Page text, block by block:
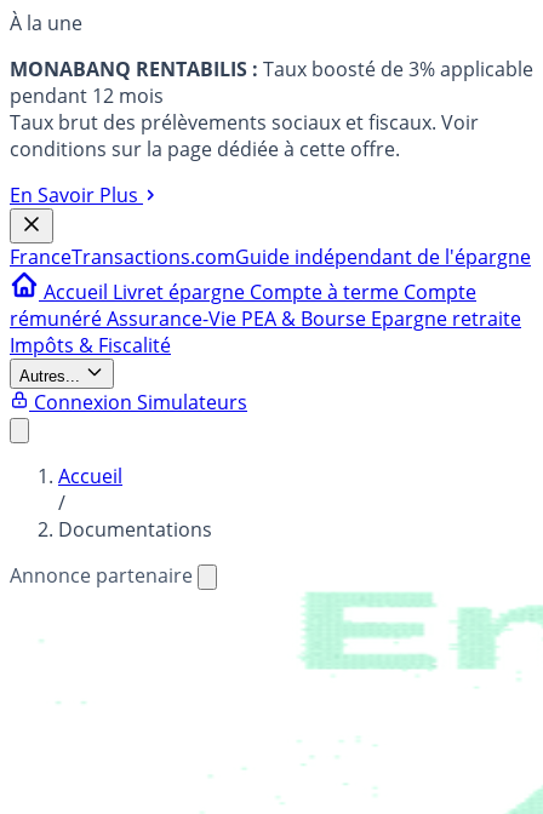
À la une
MONABANQ RENTABILIS : Taux boosté de 3% applicable
pendant 12 mois
Taux brut des prélèvements sociaux et fiscaux. Voir
conditions sur la page dédiée à cette offre.
En Savoir Plus
FranceTransactions.comGuide indépendant de l'épargne
Accueil Livret épargne Compte à terme Compte
rémunéréAssurance-Vie PEA & Bourse Epargne retraite
Impôts & Fiscalité
Autres...
Connexion Simulateurs
Accueil
/
Documentations
Annonce partenaire